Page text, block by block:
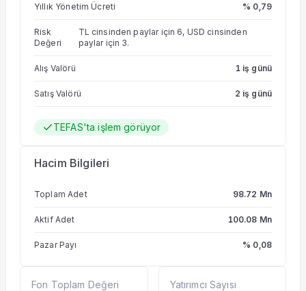
stratejiyi desteklemek üzere döviz türev
pozisyonlar alabilir ve arbitraj olanaklarını
değerlendirebilir.
Yıllık Yönetim Ücreti % 0,79
Risk
Değeri
TL cinsinden paylar için 6, USD cinsinden
paylar için 3.
Alış Valörü 1 iş günü
Satış Valörü 2 iş günü
TEFAS'ta işlem görüyor
Hacim Bilgileri
Toplam Adet 98.72 Mn
Aktif Adet 100.08 Mn
Pazar Payı % 0,08
Fon Toplam Değeri Yatırımcı Sayısı